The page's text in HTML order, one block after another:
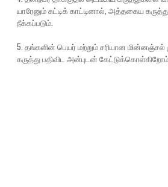
யாரேனும் சுட்டிக் காட்டினால், அத்தகைய
நீக்கப்படும்.
5. தங்களின் பெயர் மற்றும் சரியான மின்னஞ்சல்
கருத்து பதிவிட அன்புடன்